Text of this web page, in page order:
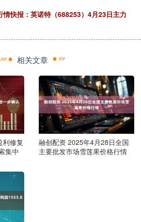
情快报：英诺特（688253）4月23日主力
相关文章
利修复
集中
融创配资 2025年4月28日全国
主要批发市场雪莲果价格行情